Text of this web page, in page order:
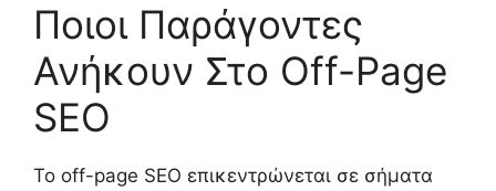
Ποιοι Παράγοντες
Ανήκουν Στο Off-Page
SEO
Το off-page SEO επικεντρώνεται σε σήματα